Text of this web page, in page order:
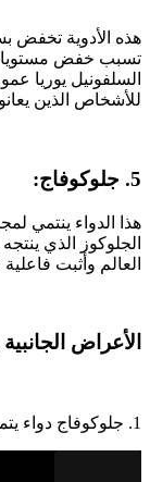
هذه الأدوية تخفض
تسبب خفض مستويات
السلفونيل يوريا
للأشخاص الذين
5. جلوكوفاج:
هذا الدواء ينتمي
الجلوكوز الذي
العالم وأثبت
الأعراض
1. جلوكوفاج دواء يتميز بقدرته على تقليل السكر الناتج عن الكبد.